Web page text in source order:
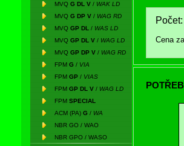
MVQ G DL V / WAK LD
MVQ G DP V / WAG RD
MVQ GP DL / WAS LD
MVQ GP DL V / WAG LD
MVQ GP DP V / WAG RD
FPM G / VIA
FPM GP / VIAS
FPM GP DL V / WAG LD
FPM SPECIAL
ACM (PA) G / WA
NBR GO / WAO
NBR GPO / WASO
Počet:
Cena